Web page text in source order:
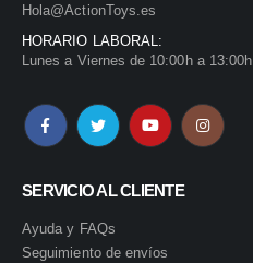
Hola@ActionToys.es
HORARIO LABORAL:
Lunes a Viernes de 10:00h a
SERVICIO AL CLIENTE
Ayuda y FAQs
Seguimiento de envíos